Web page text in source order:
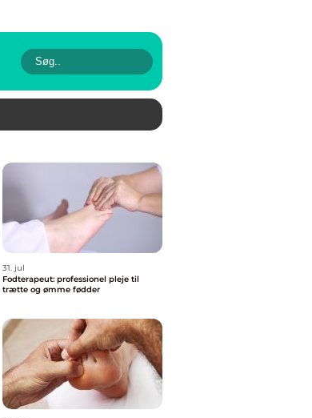
31. jul
Fodterapeut: professionel pleje til
trætte og ømme fødder